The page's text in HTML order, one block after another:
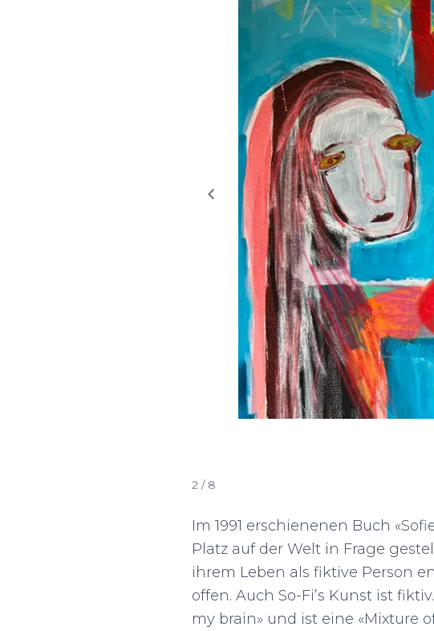
3 / 8
Im 1991 erschienenen Buch
Platz auf der Welt in Frage
ihrem Leben als fiktive Person
offen. Auch So-Fi’s Kunst ist
my brain» und ist eine «Mixture